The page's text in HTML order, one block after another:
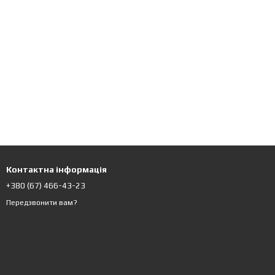
Контактна інформація
+380 (67) 466-43-23
Передзвонити вам?